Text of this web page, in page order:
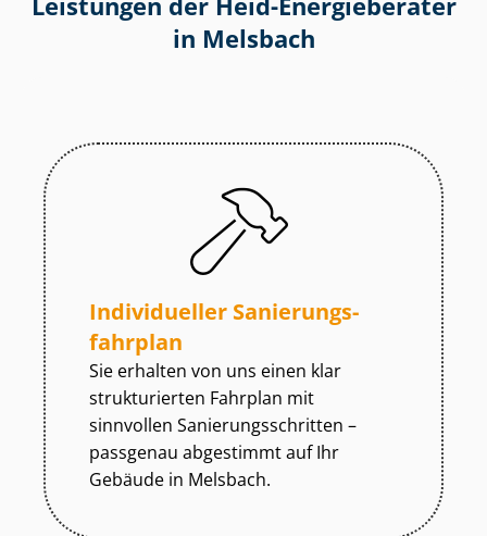
Leistungen der Heid-Energieberater
in Melsbach
Individueller Sa­nie­rungs­
fahr­plan
Sie erhalten von uns einen klar
strukturierten Fahrplan mit
sinnvollen Sa­nie­rungs­schrit­ten –
passgenau abgestimmt auf Ihr
Gebäude in Melsbach.